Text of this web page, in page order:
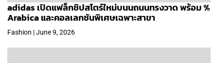
adidas เปิดแฟล็กชิปสโตร์ใหม่บนนถนนทรงวาด พร้อม %
Arabica และคอลเลกชันพิเศษเฉพาะสาขา
Fashion | June 9, 2026